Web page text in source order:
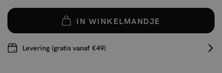
IN WINKELMANDJE
Levering (gratis vanaf €49)